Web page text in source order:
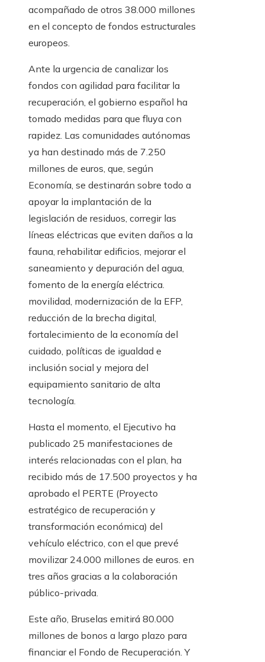
acompañado de otros 38.000 millones
en el concepto de fondos estructurales
europeos.
Ante la urgencia de canalizar los
fondos con agilidad para facilitar la
recuperación, el gobierno español ha
tomado medidas para que fluya con
rapidez. Las comunidades autónomas
ya han destinado más de 7.250
millones de euros, que, según
Economía, se destinarán sobre todo a
apoyar la implantación de la
legislación de residuos, corregir las
líneas eléctricas que eviten daños a la
fauna, rehabilitar edificios, mejorar el
saneamiento y depuración del agua,
fomento de la energía eléctrica.
movilidad, modernización de la EFP,
reducción de la brecha digital,
fortalecimiento de la economía del
cuidado, políticas de igualdad e
inclusión social y mejora del
equipamiento sanitario de alta
tecnología.
Hasta el momento, el Ejecutivo ha
publicado 25 manifestaciones de
interés relacionadas con el plan, ha
recibido más de 17.500 proyectos y ha
aprobado el PERTE (Proyecto
estratégico de recuperación y
transformación económica) del
vehículo eléctrico, con el que prevé
movilizar 24.000 millones de euros. en
tres años gracias a la colaboración
público-privada.
Este año, Bruselas emitirá 80.000
millones de bonos a largo plazo para
financiar el Fondo de Recuperación. Y